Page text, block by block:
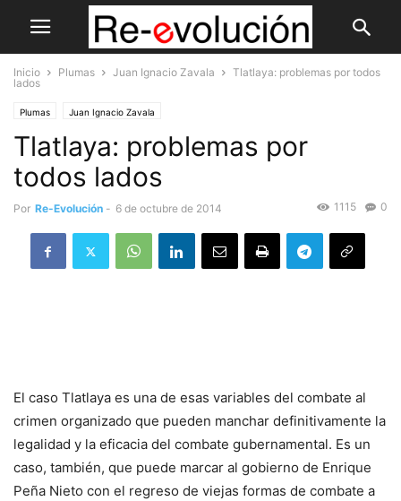
Inicio Plumas Juan Ignacio Zavala
Tlatlaya: problemas por todos
lados
Plumas Juan Ignacio Zavala
Tlatlaya: problemas por
todos lados
Por Re-Evolución - 6 de octubre de 2014 0
1115
El caso Tlatlaya es una de esas variables del combate al
crimen organizado que pueden manchar definitivamente la
legalidad y la eficacia del combate gubernamental. Es un
caso, también, que puede marcar al gobierno de Enrique
Peña Nieto con el regreso de viejas formas de combate a